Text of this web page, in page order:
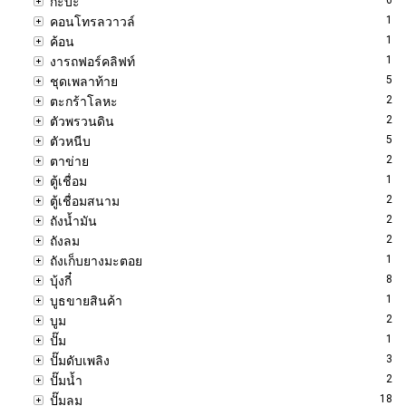
คอนโทรลวาวล์ 1
ค้อน 1
งารถฟอร์คลิฟท์ 1
ชุดเพลาท้าย 5
ตะกร้าโลหะ 2
ตัวพรวนดิน 2
ตัวหนีบ 5
ตาข่าย 2
ตู้เชื่อม 1
ตู้เชื่อมสนาม 2
ถังน้ำมัน 2
ถังลม 2
ถังเก็บยางมะตอย 1
บุ้งกี๋ 8
บูธขายสินค้า 1
บูม 2
ปั๊ม 1
ปั๊มดับเพลิง 3
ปั๊มน้ำ 2
ปั๊มลม 18